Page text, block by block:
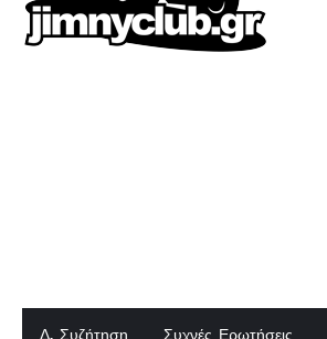
Δ. Συζήτηση Συχνές Ερωτήσεις